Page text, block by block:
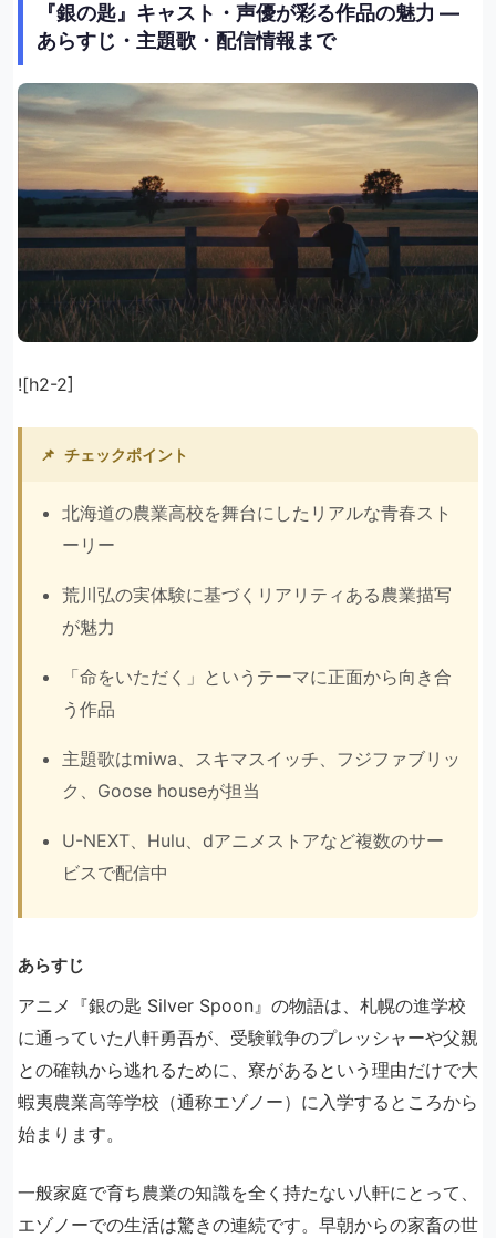
『銀の匙』キャスト・声優が彩る作品の魅力 ―
あらすじ・主題歌・配信情報まで
![h2-2]
📌 チェックポイント
北海道の農業高校を舞台にしたリアルな青春スト
ーリー
荒川弘の実体験に基づくリアリティある農業描写
が魅力
「命をいただく」というテーマに正面から向き合
う作品
主題歌はmiwa、スキマスイッチ、フジファブリッ
ク、Goose houseが担当
U-NEXT、Hulu、dアニメストアなど複数のサー
ビスで配信中
あらすじ
アニメ『銀の匙 Silver Spoon』の物語は、札幌の進学校
に通っていた八軒勇吾が、受験戦争のプレッシャーや父親
との確執から逃れるために、寮があるという理由だけで大
蝦夷農業高等学校（通称エゾノー）に入学するところから
始まります。
一般家庭で育ち農業の知識を全く持たない八軒にとって、
エゾノーでの生活は驚きの連続です。早朝からの家畜の世